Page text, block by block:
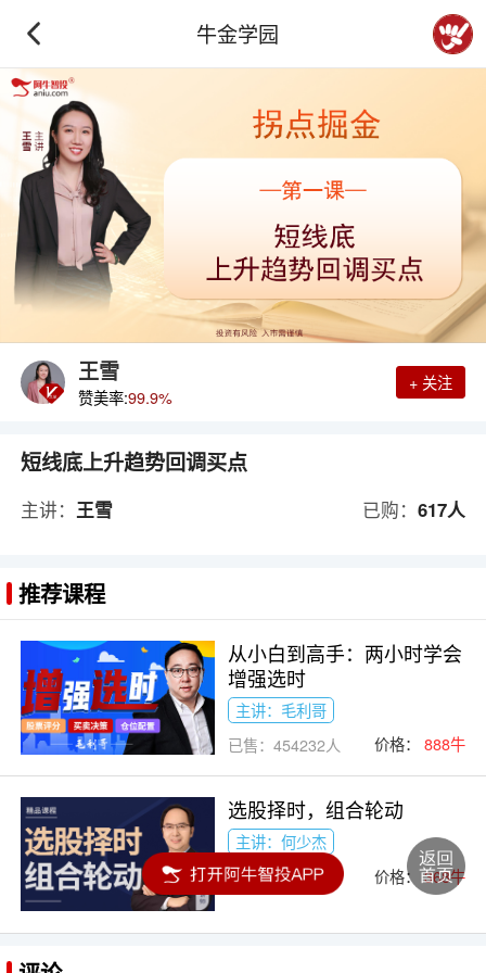
牛金学园
王雪
赞美率:99.9%
+ 关注
短线底上升趋势回调买点
主讲：王雪 已购： 617人
推荐课程
从小白到高手：两小时学会
增强选时
主讲：毛利哥
已售：454232人
价格： 888牛
选股择时，组合轮动
主讲：何少杰
已售：224人
价格： 368牛